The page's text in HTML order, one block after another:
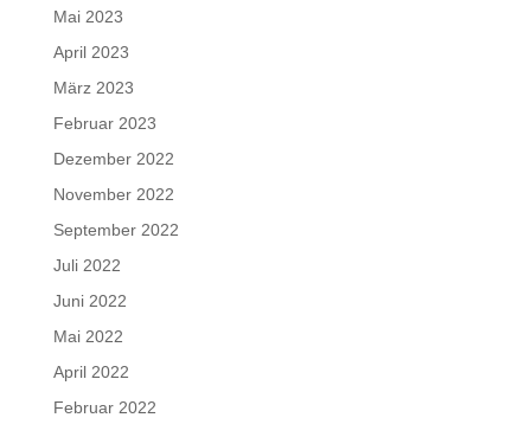
Mai 2023
April 2023
März 2023
Februar 2023
Dezember 2022
November 2022
September 2022
Juli 2022
Juni 2022
Mai 2022
April 2022
Februar 2022